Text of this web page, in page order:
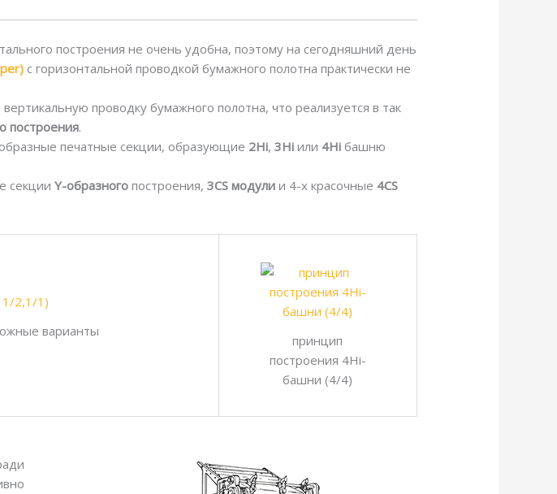
построения не очень удобна, поэтому на сегодняшний день
с горизонтальной проводкой бумажного полотна практически не
проводку бумажного полотна, что реализуется в так
построения.
печатные секции, образующие 2Hi,3Hi или 4Hi башню
секцииY-образного построения,3CS модули и 4-х красочные 4CS
варианты
принцип
построения 4Hi-
башни (4/4)